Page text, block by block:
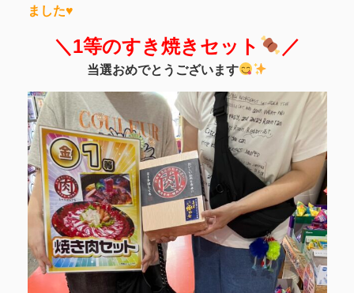
ました♥
＼1等のすき焼きセット ／
当選おめでとうございます